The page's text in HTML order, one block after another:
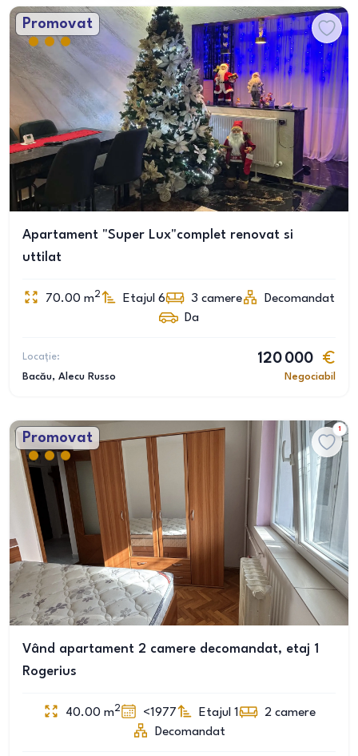
Promovat
Apartament "Super Lux"complet renovat si
uttilat
70.00 m2 Etajul 6 3 camere
Decomandat
Da
Locație:
Bacău, Alecu Russo
120 000
Negociabil
Promovat
1
Vând apartament 2 camere decomandat, etaj 1
Rogerius
40.00 m2 <1977 Etajul 1 2 camere
Decomandat